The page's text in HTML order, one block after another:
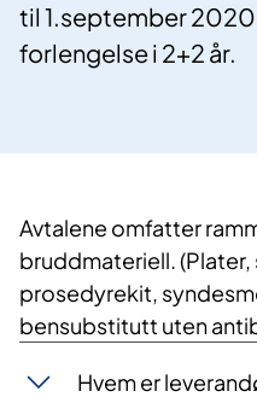
til 1.september
forlengelse i 2+2 år.
Avtalene omfatter
bruddmateriell. (Plater,
prosedyrekit,
bensubstitutt uten
Hvem er